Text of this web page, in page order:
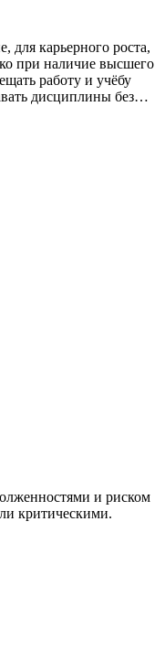
для карьерного роста,
при наличие высшего
работу и учёбу
дисциплины без
и риском
критическими.